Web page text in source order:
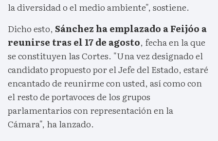
la diversidad o el medio ambiente", sostiene.
Dicho esto, Sánchez ha emplazado a Feijóo a
reunirse tras el 17 de agosto, fecha en la que
se constituyen las Cortes. "Una vez designado el
candidato propuesto por el Jefe del Estado, estaré
encantado de reunirme con usted, así como con
el resto de portavoces de los grupos
parlamentarios con representación en la
Cámara", ha lanzado.